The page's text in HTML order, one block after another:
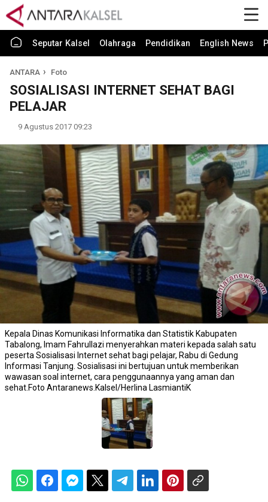
Seputar Kalsel Olahraga Pendidikan English News
ANTARA Foto
SOSIALISASI INTERNET SEHAT BAGI
PELAJAR
9 Agustus 2017 09:23
Kepala Dinas Komunikasi Informatika dan Statistik Kabupaten
Tabalong, Imam Fahrullazi menyerahkan materi kepada salah satu
peserta Sosialisasi Internet sehat bagi pelajar, Rabu di Gedung
Informasi Tanjung. Sosialisasi ini bertujuan untuk memberikan
wawasan soal internet, cara penggunaannya yang aman dan
sehat.Foto Antaranews.Kalsel/Herlina LasmiantiK